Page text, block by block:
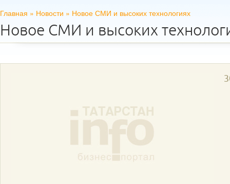
Главная » Новости » Новое СМИ и высоких технологиях
Новое СМИ и высоких